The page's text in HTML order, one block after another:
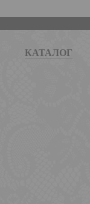
КАТАЛОГ